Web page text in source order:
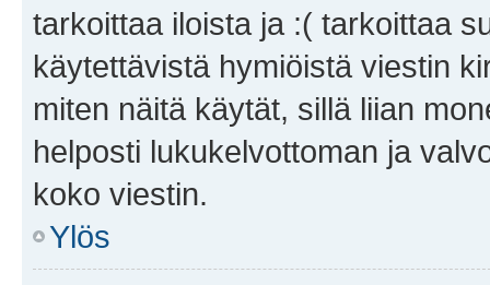
tarkoittaa iloista ja :( tarkoittaa
käytettävistä hymiöistä viestin
miten näitä käytät, sillä liian
helposti lukukelvottoman ja
koko viestin.
Ylös